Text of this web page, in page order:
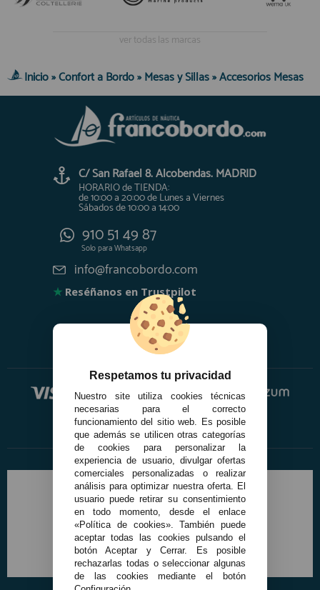
ver todas las marcas
Inicio»Confort a Bordo»Mesas y Sillas»Accesorios Mesas
C/ San Rafael 8. Alcobendas. MADRID
HORARIO de TIENDA:
de 10:00 a 20:00 de Lunes a Viernes
Sábados de 10:00 a 14:00
910 51 49 87
Solo paraWhatsapp
info@francobordo.com
★ Reséñanos en Trustpilot
Respetamos tu privacidad
Nuestro site utiliza cookies técnicas
necesarias para el correcto
funcionamiento del sitio web. Es posible
que además se utilicen otras categorías
de cookies para personalizar la
experiencia de usuario, divulgar ofertas
comerciales personalizadas o realizar
análisis para optimizar nuestra oferta. El
usuario puede retirar su consentimiento
en todo momento, desde el enlace
«Política de cookies». También puede
aceptar todas las cookies pulsando el
botón Aceptar y Cerrar. Es posible
rechazarlas todas o seleccionar algunas
de las cookies mediante el botón